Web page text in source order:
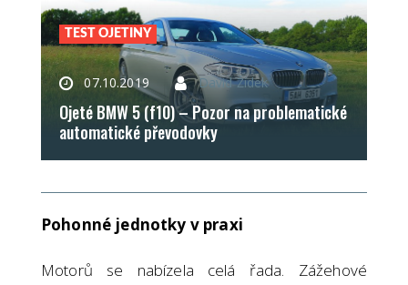
TEST OJETINY
07.10.2019 David Žídek
Ojeté BMW 5 (f10) – Pozor na problematické
automatické převodovky
Pohonné jednotky v praxi
Motorů se nabízela celá řada. Zážehové